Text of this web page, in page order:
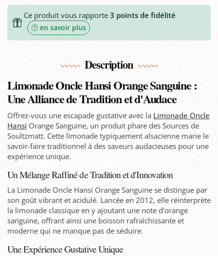
Ce produit vous rapporte 3 points de fidélité
en savoir plus
Description
Limonade Oncle Hansi Orange Sanguine :
Une Alliance de Tradition et d'Audace
Offrez-vous une escapade gustative avec la Limonade Oncle
Hansi Orange Sanguine, un produit phare des Sources de
Soultzmatt. Cette limonade typiquement alsacienne marie le
savoir-faire traditionnel à des saveurs audacieuses pour une
expérience unique.
Un Mélange Raffiné de Tradition et d'Innovation
La Limonade Oncle Hansi Orange Sanguine se distingue par
son goût vibrant et acidulé. Lancée en 2012, elle réinterprète
la limonade classique en y ajoutant une note d'orange
sanguine, offrant ainsi une boisson rafraîchissante et
moderne qui ne manque pas de séduire.
Une Expérience Gustative Unique